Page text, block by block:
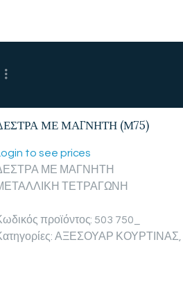
ΜΕ ΜΑΓΝΗΤΗ (Μ75)
to see prices
ΜΕ ΜΑΓΝΗΤΗ
ΤΕΤΡΑΓΩΝΗ
προϊόντος: 503 750_
ΑΞΕΣΟΥΑΡ ΚΟΥΡΤΙΝΑΣ,